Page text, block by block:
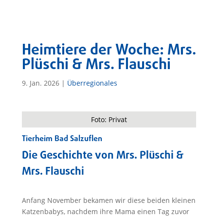
Heimtiere der Woche: Mrs.
Plüschi & Mrs. Flauschi
9. Jan. 2026| Überregionales
Foto: Privat
Tierheim Bad Salzuflen
Die Geschichte von Mrs. Plüschi &
Mrs. Flauschi
Anfang November bekamen wir diese beiden kleinen
Katzenbabys, nachdem ihre Mama einen Tag zuvor